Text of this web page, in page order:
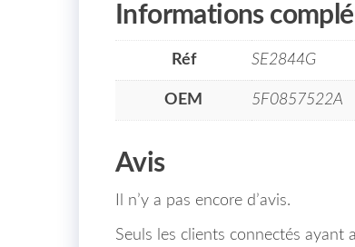
Informations
Réf SE2844G
OEM 5F0857522A
Avis
Il n’y a pas encore d’avis.
Seuls les clients connectés ayant